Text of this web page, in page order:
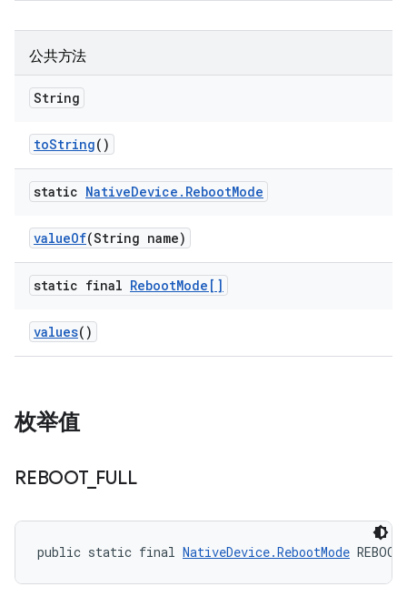
公共方法
String
toString()
static NativeDevice . RebootMode
valueOf(String name)
static final RebootMode[]
values()
枚举值
REBOOT_ FULL
public static final NativeDevice.RebootMode